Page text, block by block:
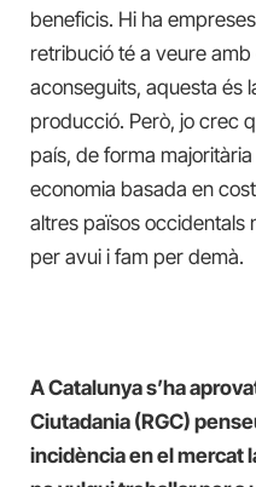
beneficis. Hi ha
retribució té a veure
aconseguits, aquesta és
producció. Però, jo crec
país, de forma
economia basada en
altres països occidentals
per avui i fam per demà.
A Catalunya s’ha
Ciutadania (RGC)
incidència en el mercat